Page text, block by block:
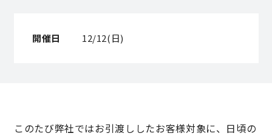
開催日 12/12(日)
このたび弊社ではお引渡ししたお客様対象に、日頃の